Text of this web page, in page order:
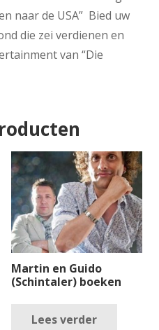
naar de USA” Bied uw
die zei verdienen en
van “Die
Martin en Guido
(Schintaler) boeken
Lees verder